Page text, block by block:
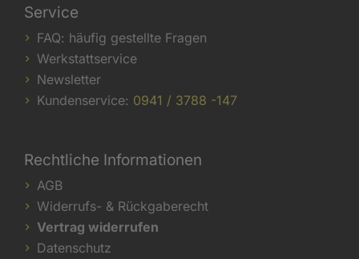
Service
FAQ: häufig gestellte Fragen
Werkstattservice
Newsletter
Kundenservice: 0941 / 3788 -147
Rechtliche Informationen
AGB
Widerrufs- & Rückgaberecht
Vertrag widerrufen
Datenschutz